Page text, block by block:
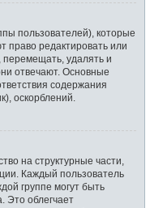
пользователей), которые
редактировать или
перемещать, удалять и
отвечают. Основные
содержания
оскорблений.
на структурные части,
Каждый пользователь
группе могут быть
Это облегчает